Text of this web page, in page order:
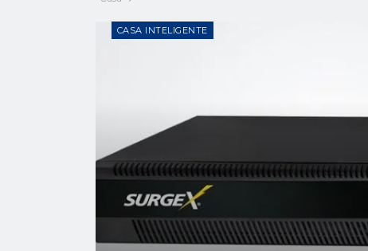
CASA INTELIGENTE